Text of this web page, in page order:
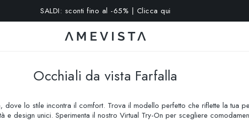
extra su tutti gli occhiali con lenti graduate | Codice: VISION15
Occhiali da vista Farfalla
dove lo stile incontra il comfort. Trova il modello perfetto che riflette la tua
e design unici. Sperimenta il nostro Virtual Try-On per scegliere